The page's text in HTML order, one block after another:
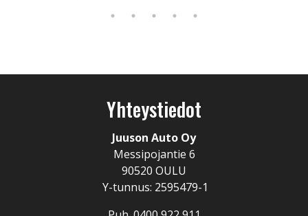
Yhteystiedot
Juuson Auto Oy
Messipojantie 6
90520 OULU
Y-tunnus: 2595479-1